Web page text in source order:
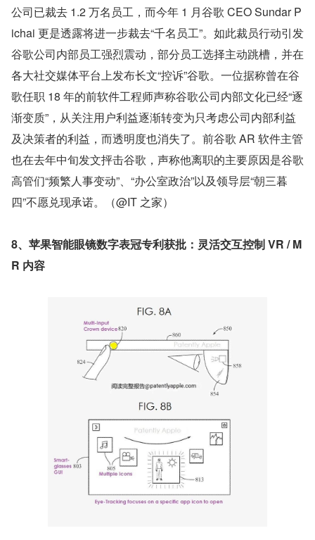
公司已裁去 1.2 万名员工，而今年 1 月谷歌 CEO Sundar P
ichai 更是透露将进一步裁去“千名员工”。如此裁员行动引发
谷歌公司内部员工强烈震动，部分员工选择主动跳槽，并在
各大社交媒体平台上发布长文“控诉”谷歌。一位据称曾在谷
歌任职 18 年的前软件工程师声称谷歌公司内部文化已经“逐
渐变质”，从关注用户利益逐渐转变为只考虑公司内部利益
及决策者的利益，而透明度也消失了。前谷歌 AR 软件主管
也在去年中旬发文抨击谷歌，声称他离职的主要原因是谷歌
高管们“频繁人事变动”、“办公室政治”以及领导层“朝三暮
四”不愿兑现承诺。（@IT 之家）
8、苹果智能眼镜数字表冠专利获批：灵活交互控制 VR / M
R 内容